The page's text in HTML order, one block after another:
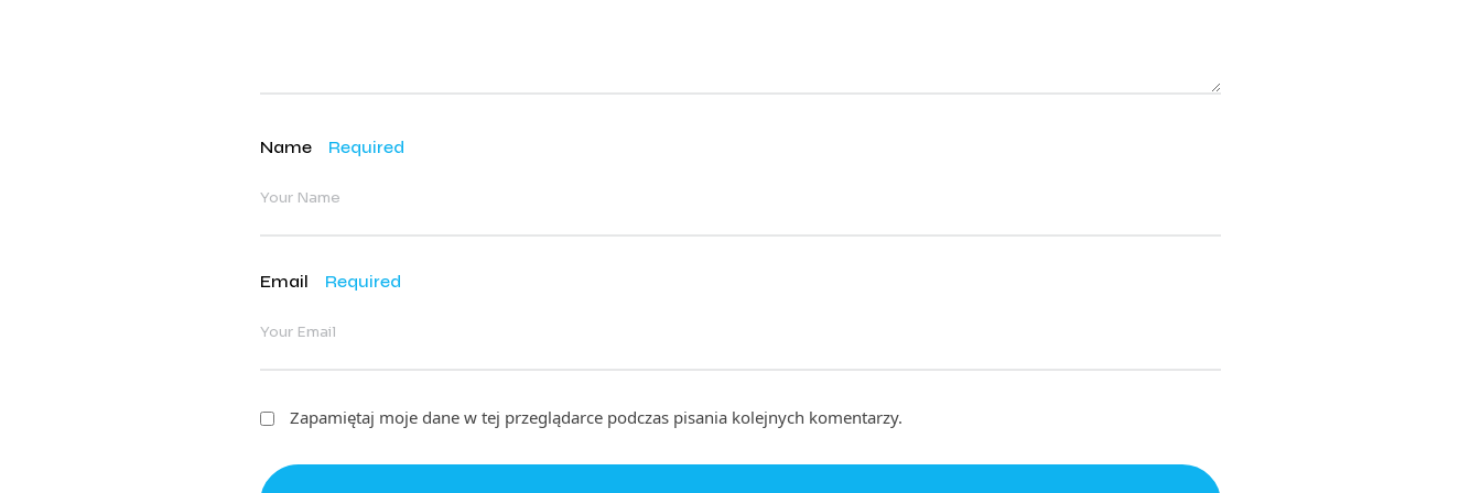
Name Required
Email Required
Zapamiętaj moje dane w tej przeglądarce podczas pisania kolejnych komentarzy.